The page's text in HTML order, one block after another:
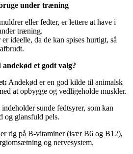
under træning
eller fedter, er lettere at have i
træning.
ideelle, da de kan spises hurtigt, så
et godt valg?
Andekød er en god kilde til animalsk
at opbygge og vedligeholde muskler.
sunde fedtsyrer, som kan
og glansfuld pels.
rig på B-vitaminer (især B6 og B12),
og nervesystem.